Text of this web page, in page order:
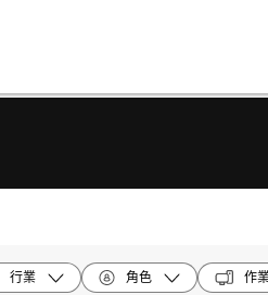
行業 角色 作